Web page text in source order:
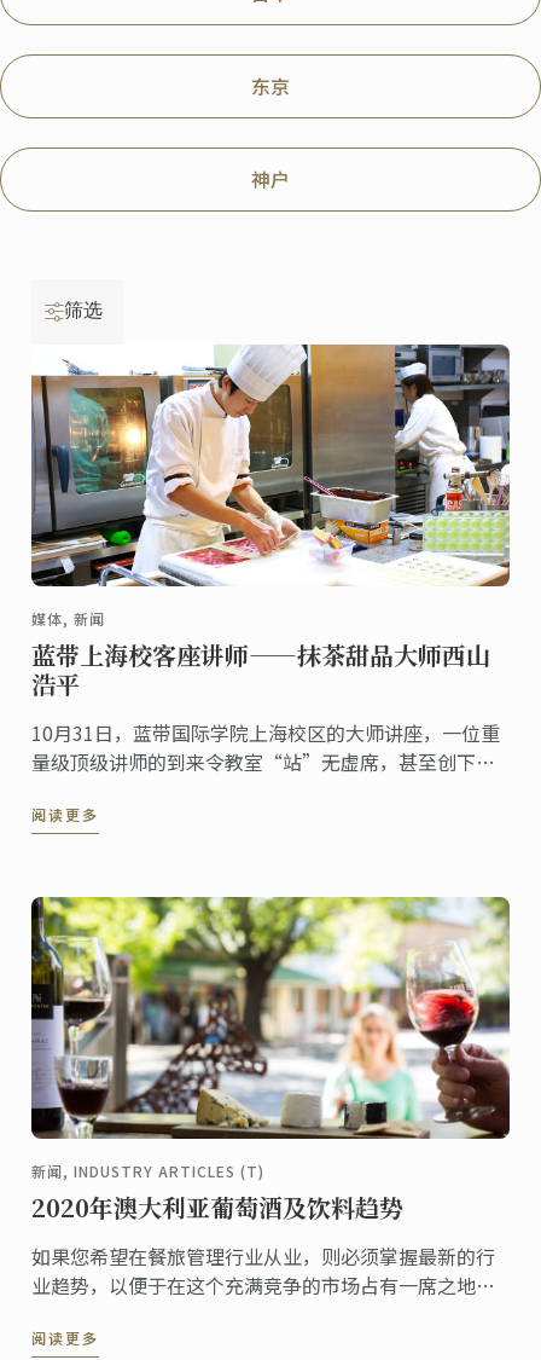
东京
神户
筛选
媒体, 新闻
蓝带上海校客座讲师——抹茶甜品大师西山
浩平
10月31日，蓝带国际学院上海校区的大师讲座，一位重
量级顶级讲师的到来令教室“站”无虚席，甚至创下了
级甜品师--西山浩平。
阅读更多
新闻, INDUSTRY ARTICLES (T)
2020年澳大利亚葡萄酒及饮料趋势
如果您希望在餐旅管理行业从业，则必须掌握最新的行
业趋势，以便于在这个充满竞争的市场占有一席之地。
款产品。
阅读更多